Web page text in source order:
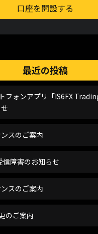
口座を開設する
最近の投稿
フォンアプリ「IS6FX
スのご案内
信障害のお知らせ
スのご案内
のご案内